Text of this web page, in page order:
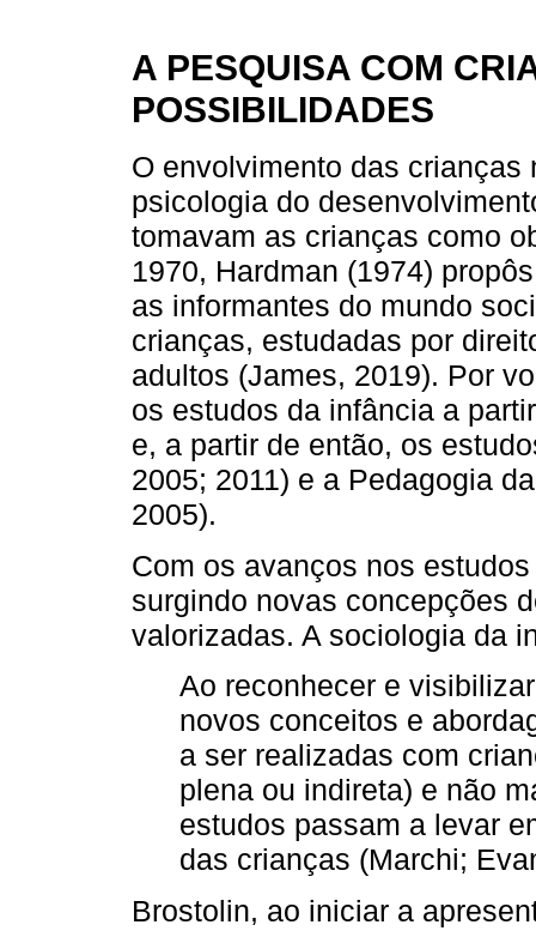
A PESQUISA COM
POSSIBILIDADES
O envolvimento das
psicologia do
tomavam as crianças como
1970, Hardman (1974)
as informantes do mundo
crianças, estudadas por
adultos (James, 2019). Por
os estudos da infância a
e, a partir de então, os
2005; 2011) e a Pedagogia
2005).
Com os avanços nos
surgindo novas concepções
valorizadas. A sociologia da
Ao reconhecer e
novos conceitos e
a ser realizadas com
plena ou indireta) e não
estudos passam a levar
das crianças (Marchi;
Brostolin, ao iniciar a